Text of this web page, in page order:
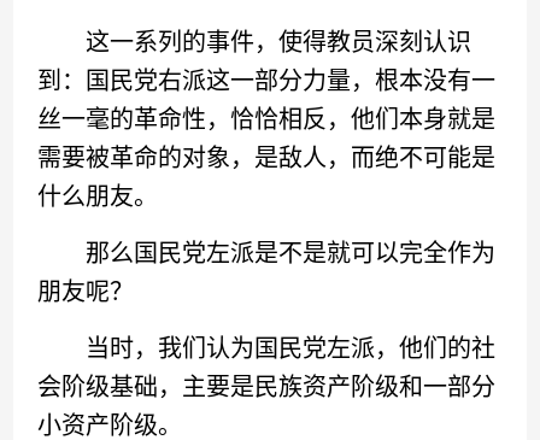
这一系列的事件，使得教员深刻认识
到：国民党右派这一部分力量，根本没有一
丝一毫的革命性，恰恰相反，他们本身就是
需要被革命的对象，是敌人，而绝不可能是
什么朋友。
那么国民党左派是不是就可以完全作为
朋友呢？
当时，我们认为国民党左派，他们的社
会阶级基础，主要是民族资产阶级和一部分
小资产阶级。